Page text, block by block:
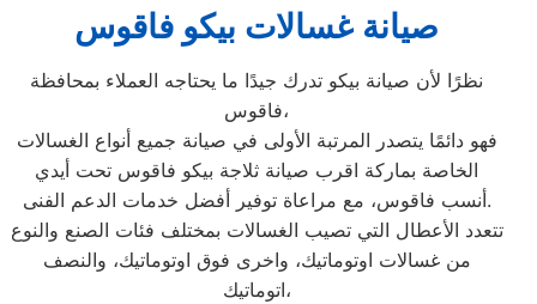
صيانة غسالات بيكو فاقوس
نظرًا لأن صيانة بيكو تدرك جيدًا ما يحتاجه العملاء بمحافظة
فاقوس،
فهو دائمًا يتصدر المرتبة الأولى في صيانة جميع أنواع الغسالات
الخاصة بماركة اقرب صيانة ثلاجة بيكو فاقوس تحت أيدي
أنسب فاقوس، مع مراعاة توفير أفضل خدمات الدعم الفنى.
تتعدد الأعطال التي تصيب الغسالات بمختلف فئات الصنع والنوع
من غسالات اوتوماتيك، واخرى فوق اوتوماتيك، والنصف
اتوماتيك،